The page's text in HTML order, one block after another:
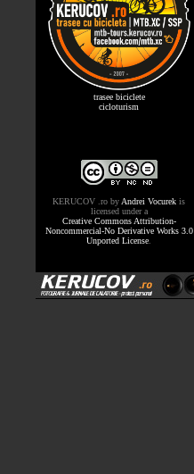
trasee biciclete
cicloturism
KERUCOV .ro by Andrei Vocurek is
licensed under a
Creative Commons Attribution-
Noncommercial-No Derivative Works 3.0
Unported License